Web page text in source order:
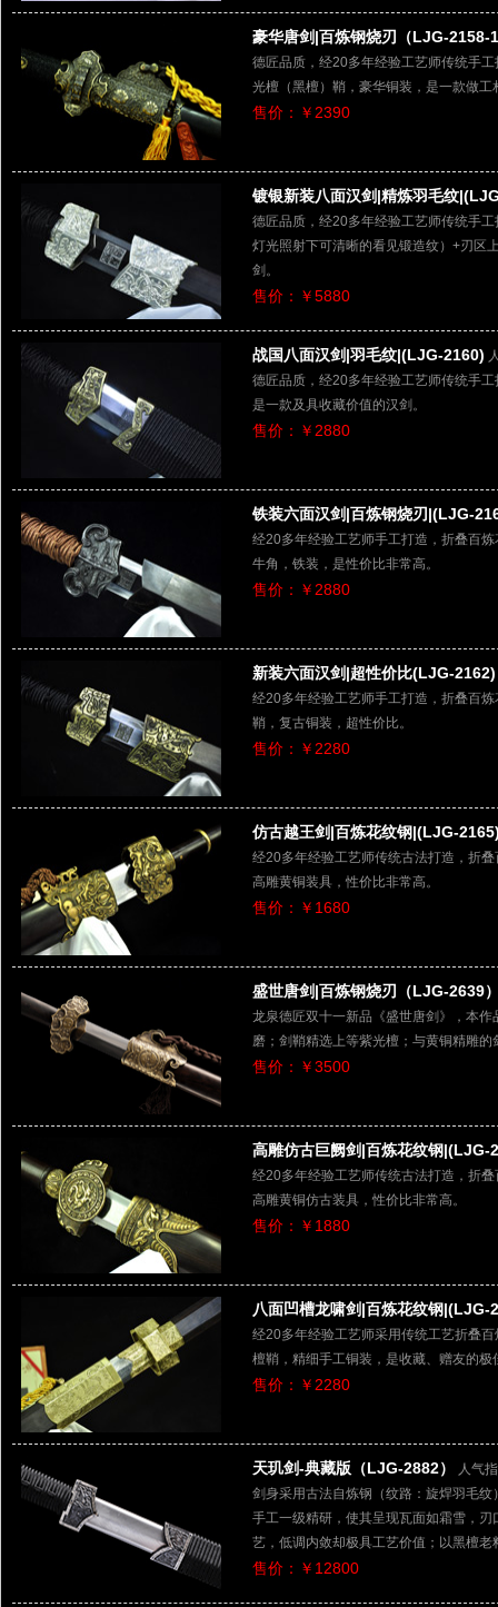
豪华唐剑|百炼钢烧刃（LJG-2158-
德匠品质，经20多年经验工艺师传统手
光檀（黑檀）鞘，豪华铜装，是一款做
售价：￥2390
镀银新装八面汉剑|精炼羽毛纹
德匠品质，经20多年经验工艺师传统手
灯光照射下可清晰的看见锻造纹）+刃区
剑。
售价：￥5880
战国八面汉剑|羽毛纹|(LJG-2160)
德匠品质，经20多年经验工艺师传统手
是一款及具收藏价值的汉剑。
售价：￥2880
铁装六面汉剑|百炼钢烧刃|(LJG-
经20多年经验工艺师手工打造，折叠百
牛角，铁装，是性价比非常高。
售价：￥2880
新装六面汉剑|超性价比(LJG-2162)
经20多年经验工艺师手工打造，折叠百
鞘，复古铜装，超性价比。
售价：￥2280
仿古越王剑|百炼花纹钢|(LJG-
经20多年经验工艺师传统古法打造，折
高雕黄铜装具，性价比非常高。
售价：￥1680
盛世唐剑|百炼钢烧刃（LJG-2639
龙泉德匠双十一新品《盛世唐剑》，本
磨；剑鞘精选上等紫光檀；与黄铜精雕
售价：￥3500
高雕仿古巨阙剑|百炼花纹钢|(LJG-
经20多年经验工艺师传统古法打造，折
高雕黄铜仿古装具，性价比非常高。
售价：￥1880
八面凹槽龙啸剑|百炼花纹钢|(LJG-
经20多年经验工艺师采用传统工艺折叠
檀鞘，精细手工铜装，是收藏、赠友的极
售价：￥2280
天玑剑-典藏版（LJG-2882）
人气
剑身采用古法自炼钢（纹路：旋焊羽毛
手工一级精研，使其呈现瓦面如霜雪，
艺，低调内敛却极具工艺价值；以黑檀
售价：￥12800